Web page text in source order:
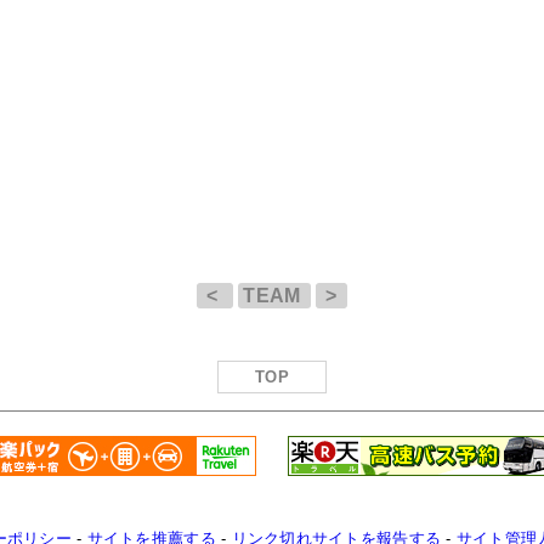
< TEAM >
TOP
ポリシー - サイトを推薦する - リンク切れサイトを報告する - サイト管理